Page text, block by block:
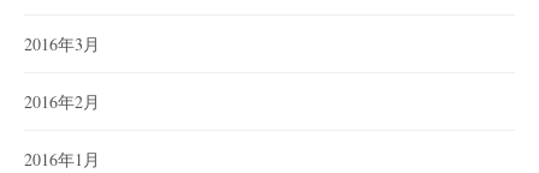
2016年3月
2016年2月
2016年1月